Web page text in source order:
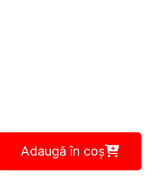
Adaugă în coș